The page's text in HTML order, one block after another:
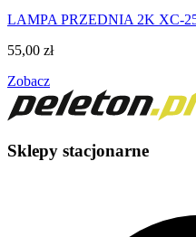
LAMPA PRZEDNIA 2K XC-
55,00 zł
Zobacz
Sklepy stacjonarne